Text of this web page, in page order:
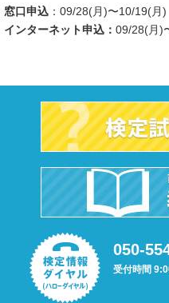
窓口申込 ：09/28(月)〜10/19(月)
インターネット申込： 09/28(月)
050-
受付時間